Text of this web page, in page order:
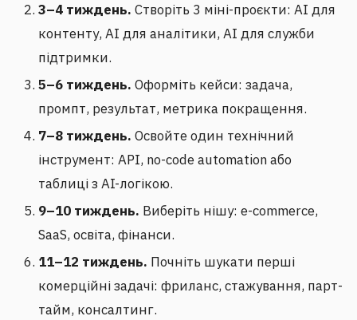
3–4 тиждень. Створіть 3 міні-проєкти: AI для
контенту, AI для аналітики, AI для служби
підтримки.
5–6 тиждень. Оформіть кейси: задача,
промпт, результат, метрика покращення.
7–8 тиждень. Освойте один технічний
інструмент: API, no-code automation або
таблиці з AI-логікою.
9–10 тиждень. Виберіть нішу: e-commerce,
SaaS, освіта, фінанси.
11–12 тиждень. Почніть шукати перші
комерційні задачі: фриланс, стажування, парт-
тайм, консалтинг.